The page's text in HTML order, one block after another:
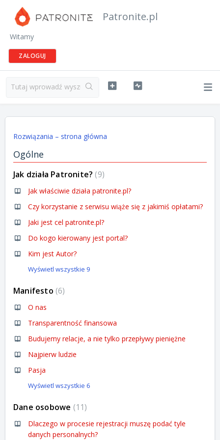
Patronite.pl
Witamy
ZALOGUJ
Rozwiązania – strona główna
Ogólne
Jak działa Patronite? 9
Jak właściwie działa patronite.pl?
Czy korzystanie z serwisu wiąże się z jakimiś opłatami?
Jaki jest cel patronite.pl?
Do kogo kierowany jest portal?
Kim jest Autor?
Wyświetl wszystkie 9
Manifesto 6
O nas
Transparentność finansowa
Budujemy relacje, a nie tylko przepływy pieniężne
Najpierw ludzie
Pasja
Wyświetl wszystkie 6
Dane osobowe 11
Dlaczego w procesie rejestracji muszę podać tyle
danych personalnych?